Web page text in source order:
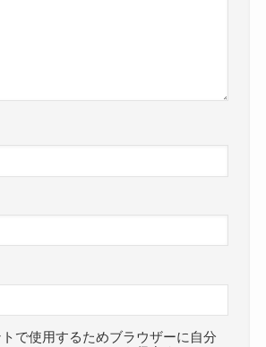
で使用するためブラウザーに自分